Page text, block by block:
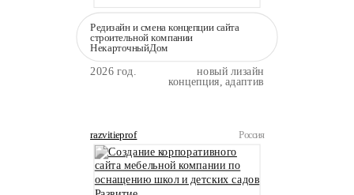
Редизайн и смена концепции сайта
строительной компании
НекарточныйДом
2026 год. новый лизайн
концепция, адаптив
razvitieprof Россия